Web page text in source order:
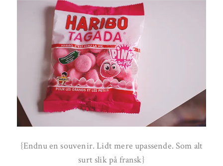
{Endnu en souvenir. Lidt mere upassende. Som alt
surt slik på fransk}